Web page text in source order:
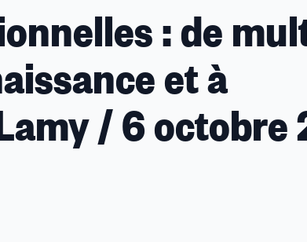
: de
et à
/ 6 octobre